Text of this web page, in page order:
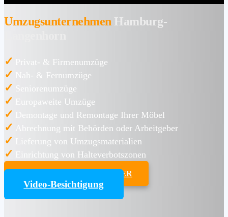
Umzugsunternehmen Hamburg-
✓ Privat- & Firmenumzüge
✓ Nah- & Fernumzüge
✓ Seniorenumzüge
✓ Europaweite Umzüge
✓ Demontage und Remontage Ihrer Möbel
✓ Abrechnung mit Behörden oder Arbeitgeber
✓ Lieferung von Umzugsmaterialien
✓ Einrichtung von Halteverbotszonen
UMZUGSKOSTENRECHNER
Video-Besichtigung